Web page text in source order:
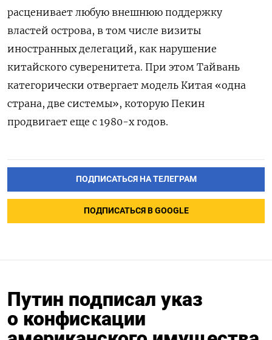
расценивает любую внешнюю поддержку
властей острова, в том числе визиты
иностранных делегаций, как нарушение
китайского суверенитета. При этом Тайвань
категорически отвергает модель Китая «одна
страна, две системы», которую Пекин
продвигает еще с 1980-х годов.
ПОДПИСАТЬСЯ НА ТЕЛЕГРАМ
ПОДПИСАТЬСЯ В GOOGLE
Путин подписал указ
о конфискации